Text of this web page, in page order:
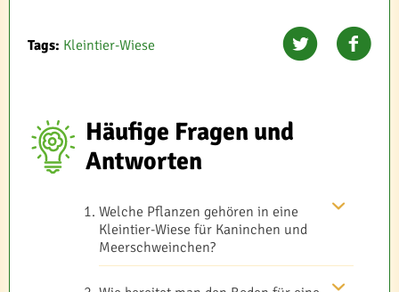
Tags: Kleintier-Wiese
Häufige Fragen und
Antworten
Welche Pflanzen gehören in eine
Kleintier-Wiese für Kaninchen und
Meerschweinchen?